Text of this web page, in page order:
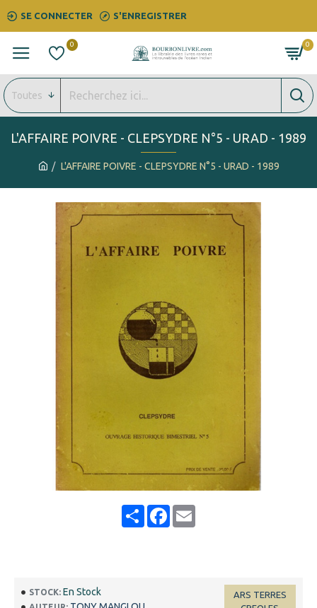
SE CONNECTER S'ENREGISTRER
0 0
Toutes
L'AFFAIRE POIVRE - CLEPSYDRE N°5 - URAD - 1989
L'AFFAIRE POIVRE - CLEPSYDRE N°5 - URAD - 1989
ShareFacebook
Email
STOCK: En Stock
ARS TERRES